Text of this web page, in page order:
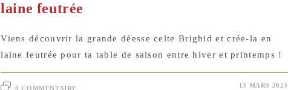
laine feutrée
Viens découvrir la grande déesse celte Brighid et crée-la en
laine feutrée pour ta table de saison entre hiver et printemps !
0 COMMENTAIRE 13 MARS 2023